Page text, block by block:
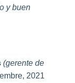
y buen
(gerente de
2021